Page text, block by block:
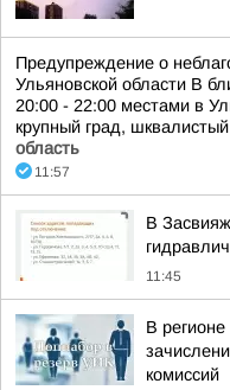
Предупреждение о
Ульяновской области В
20:00 - 22:00 местами в
крупный град,
область
11:57
В
11:45
В
комиссий